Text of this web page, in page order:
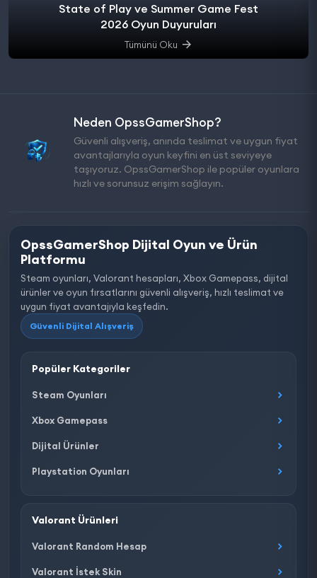
State of Play ve Summer Game Fest
2026 Oyun Duyuruları
Tümünü Oku
Neden OpssGamerShop?
Güvenli alışveriş, anında teslimat ve uygun fiyat
avantajlarıyla oyun keyfini en üst seviyeye
taşıyoruz. OpssGamerShop ile popüler oyunlara
hızlı ve sorunsuz erişim sağlayın.
OpssGamerShop Dijital Oyun ve Ürün
Platformu
Steam oyunları, Valorant hesapları, Xbox Gamepass, dijital
ürünler ve oyun fırsatlarını güvenli alışveriş, hızlı teslimat ve
uygun fiyat avantajıyla keşfedin.
Güvenli Dijital Alışveriş
Popüler Kategoriler
Steam Oyunları
Xbox Gamepass
Dijital Ürünler
Playstation Oyunları
Valorant Ürünleri
Valorant Random Hesap
Valorant İstek Skin